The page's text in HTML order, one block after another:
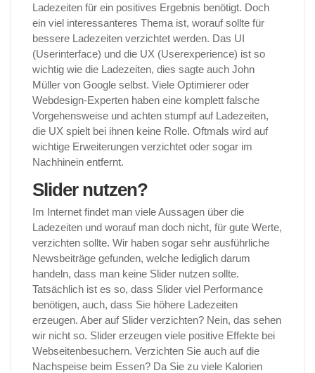
Ladezeiten für ein positives Ergebnis benötigt. Doch
ein viel interessanteres Thema ist, worauf sollte für
bessere Ladezeiten verzichtet werden. Das UI
(Userinterface) und die UX (Userexperience) ist so
wichtig wie die Ladezeiten, dies sagte auch John
Müller von Google selbst. Viele Optimierer oder
Webdesign-Experten haben eine komplett falsche
Vorgehensweise und achten stumpf auf Ladezeiten,
die UX spielt bei ihnen keine Rolle. Oftmals wird auf
wichtige Erweiterungen verzichtet oder sogar im
Nachhinein entfernt.
Slider nutzen?
Im Internet findet man viele Aussagen über die
Ladezeiten und worauf man doch nicht, für gute Werte,
verzichten sollte. Wir haben sogar sehr ausführliche
Newsbeiträge gefunden, welche lediglich darum
handeln, dass man keine Slider nutzen sollte.
Tatsächlich ist es so, dass Slider viel Performance
benötigen, auch, dass Sie höhere Ladezeiten
erzeugen. Aber auf Slider verzichten? Nein, das sehen
wir nicht so. Slider erzeugen viele positive Effekte bei
Webseitenbesuchern. Verzichten Sie auch auf die
Nachspeise beim Essen? Da Sie zu viele Kalorien